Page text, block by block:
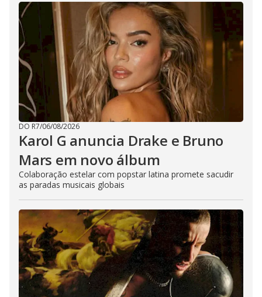
DO R7/06/08/2026
Karol G anuncia Drake e Bruno
Mars em novo álbum
Colaboração estelar com popstar latina promete sacudir
as paradas musicais globais